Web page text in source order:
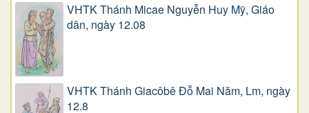
VHTK Thánh Micae Nguyễn Huy Mỹ, Giáo
dân, ngày 12.08
VHTK Thánh Giacôbê Ðỗ Mai Năm, Lm, ngày
12.8